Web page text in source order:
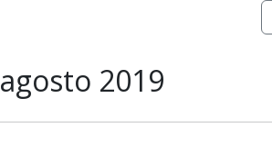
agosto 2019